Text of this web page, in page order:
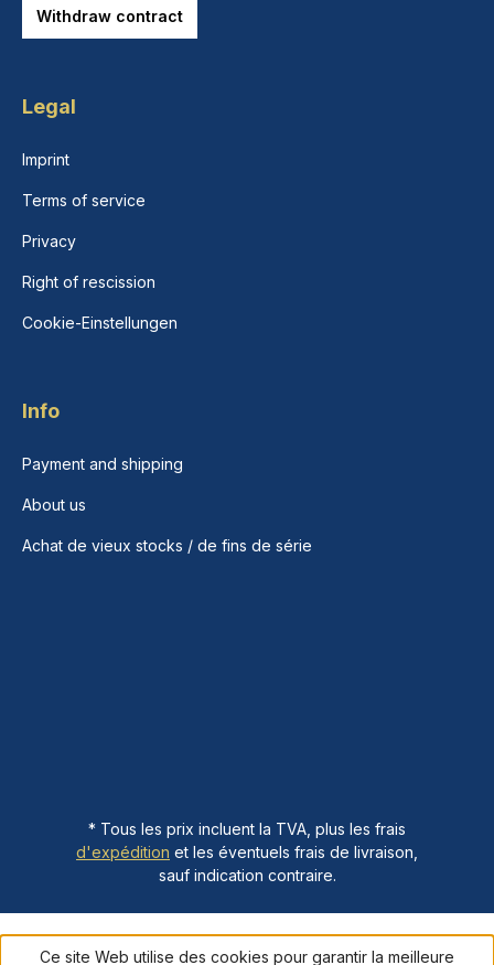
Withdraw contract
Legal
Imprint
Terms of service
Privacy
Right of rescission
Cookie-Einstellungen
Info
Payment and shipping
About us
Achat de vieux stocks / de fins de série
* Tous les prix incluent la TVA, plus les frais
d'expédition et les éventuels frais de livraison,
sauf indication contraire.
Ce site Web utilise des cookies pour garantir la meilleure